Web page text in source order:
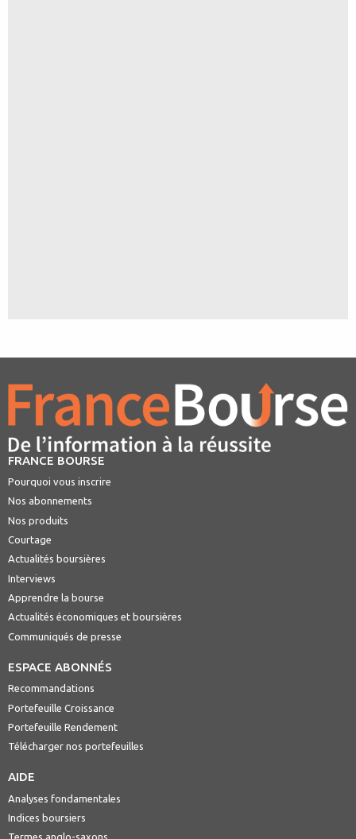
FRANCE BOURSE
Pourquoi vous inscrire
Nos abonnements
Nos produits
Courtage
Actualités boursières
Interviews
Apprendre la bourse
Actualités économiques et boursières
Communiqués de presse
ESPACE ABONNÉS
Recommandations
Portefeuille Croissance
Portefeuille Rendement
Télécharger nos portefeuilles
AIDE
Analyses fondamentales
Indices boursiers